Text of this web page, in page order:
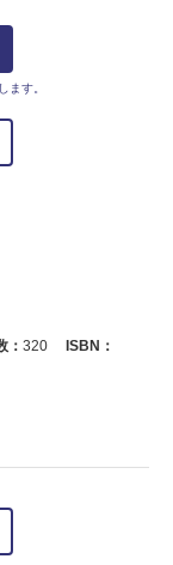
す。
： 320
ISBN：